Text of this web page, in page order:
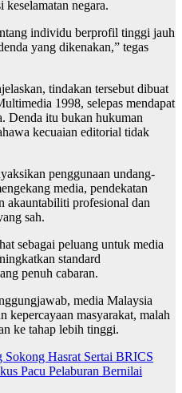
negara.
individu berprofil tinggi jauh
yang dikenakan,” tegas
tindakan tersebut dibuat
1998, selepas mendapat
Denda itu bukan hukuman
kecuaian editorial tidak
penggunaan undang-
media, pendekatan
akauntabiliti profesional dan
sah.
sebagai peluang untuk media
standard
penuh cabaran.
media Malaysia
kepercayaan masyarakat, malah
ke tahap lebih tinggi.
Hasrat Sertai BRICS
Pacu Pelaburan Bernilai